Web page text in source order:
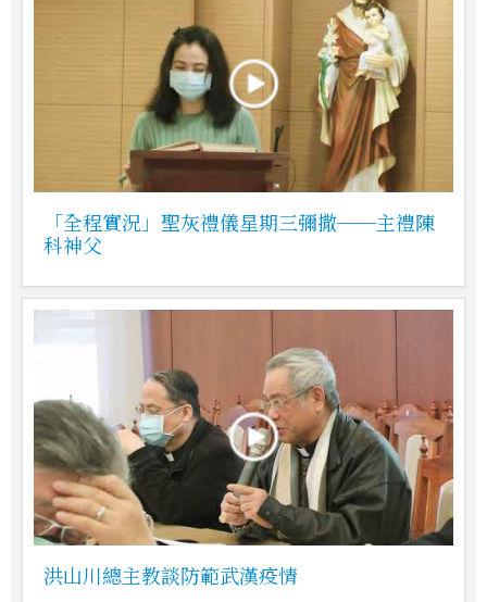
「全程實況」聖灰禮儀星期三彌撒──主禮陳
科神父
洪山川總主教談防範武漢疫情